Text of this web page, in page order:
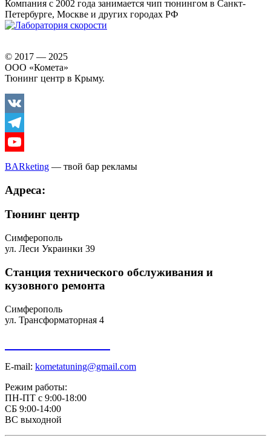
Компания с 2002 года занимается чип тюнингом в Санкт-
Петербурге, Москве и других городах РФ
© 2017 — 2025
ООО «Комета»
Тюнинг центр в Крыму.
Vkontakte
Telegram
Youtube
BARketing — твой бар рекламы
Адреса:
Тюнинг центр
Симферополь
ул. Леси Украинки 39
Станция технического обслуживания и
кузовного ремонта
Симферополь
ул. Трансформаторная 4
E-mail: kometatuning@gmail.com
Режим работы:
ПН-ПТ с 9:00-18:00
СБ 9:00-14:00
ВС выходной